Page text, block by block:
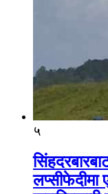
५
लप्सीफेदीमा